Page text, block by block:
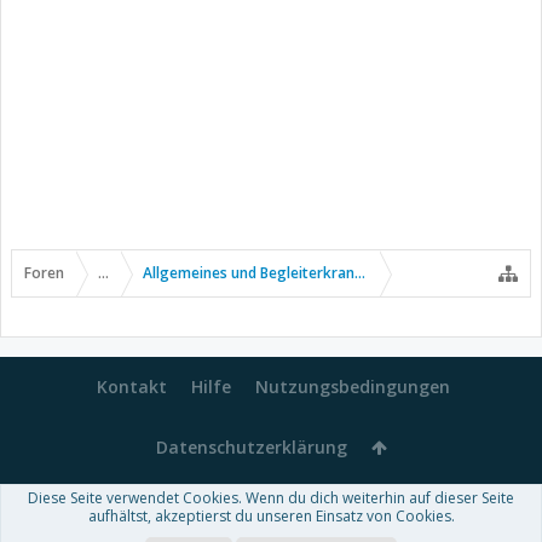
Foren ... Allgemeines und Begleiterkrankungen
Kontakt Hilfe Nutzungsbedingungen
Datenschutzerklärung
Forum software by XenForo™-Deutsch von xenDach
Diese Seite verwendet Cookies. Wenn du dich weiterhin auf dieser Seite
aufhältst, akzeptierst du unseren Einsatz von Cookies.